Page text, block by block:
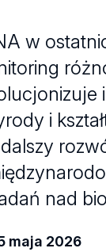
w
i
nad
maja 2026